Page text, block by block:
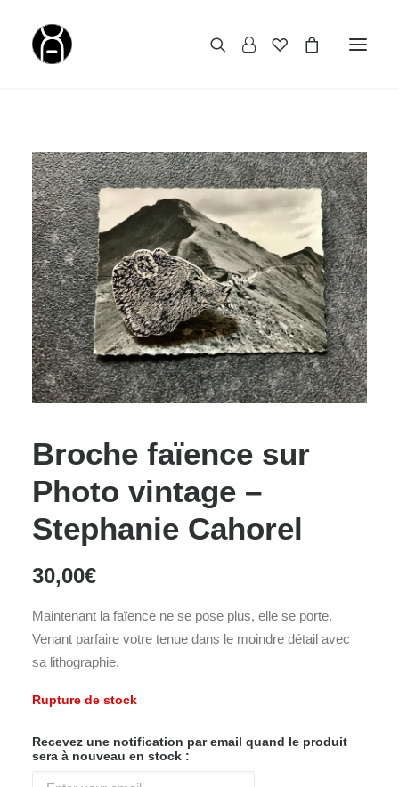
Broche faïence sur
Photo vintage –
Stephanie Cahorel
30,00€
Maintenant la faïence ne se pose plus, elle se porte.
Venant parfaire votre tenue dans le moindre détail avec
sa lithographie.
Rupture de stock
Recevez une notification par email quand le produit
sera à nouveau en stock :